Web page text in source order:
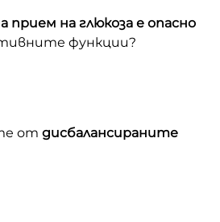
прием на глюкоза е опасно
функции?
от дисбалансираните